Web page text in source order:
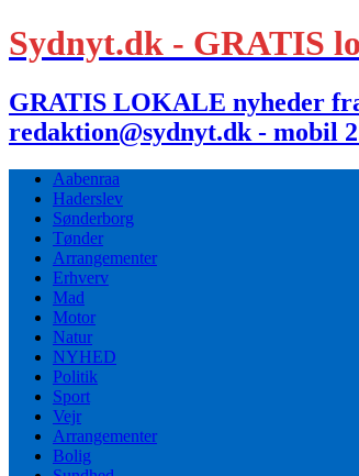
Sydnyt.dk - GRATIS
GRATIS LOKALE nyheder
redaktion@sydnyt.dk - mobil
Aabenraa
Haderslev
Sønderborg
Tønder
Arrangementer
Erhverv
Mad
Motor
Natur
NYHED
Politik
Sport
Vejr
Arrangementer
Bolig